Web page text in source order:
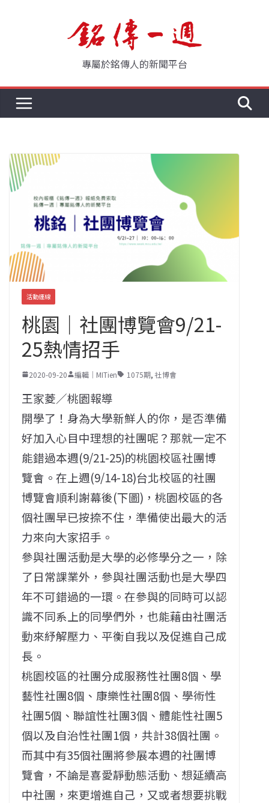
專屬於銘傳人的新聞平台
活動連線
桃園｜社團博覽會9/21-
25熱情招手
2020-09-20 編輯｜MITien 1075期, 社博會
王家菱／桃園報導
開學了！身為大學新鮮人的你，是否準備
好加入心目中理想的社團呢？那就一定不
能錯過本週(9/21-25)的桃園校區社團博
覽會。在上週(9/14-18)台北校區的社團
博覽會順利謝幕後(下圖)，桃園校區的各
個社團早已按捺不住，準備使出最大的活
力來向大家招手。
參與社團活動是大學的必修學分之一，除
了日常課業外，參與社團活動也是大學四
年不可錯過的一環。在參與的同時可以認
識不同系上的同學們外，也能藉由社團活
動來紓解壓力、平衡自我以及促進自己成
長。
桃園校區的社團分成服務性社團8個、學
藝性社團8個、康樂性社團8個、學術性
社團5個、聯誼性社團3個、體能性社團5
個以及自治性社團1個，共計38個社團。
而其中有35個社團將參展本週的社團博
覽會，不論是喜愛靜動態活動、想延續高
中社團，來更增進自己，又或者想要挑戰